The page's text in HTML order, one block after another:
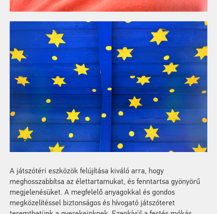
A játszótéri eszközök felújítása kiváló arra, hogy
meghosszabbítsa az élettartamukat, és fenntartsa gyönyörű
megjelenésüket. A megfelelő anyagokkal és gondos
megközelítéssel biztonságos és hívogató játszóteret